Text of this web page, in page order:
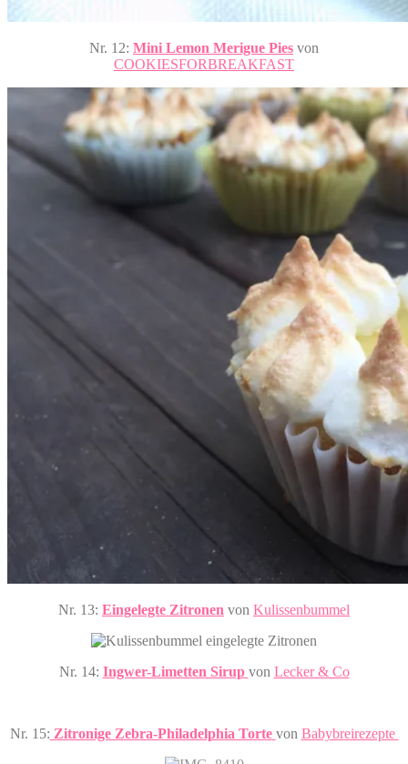
Nr. 12: Mini Lemon Merigue Pies von
COOKIESFORBREAKFAST
Nr. 13: Eingelegte Zitronen von Kulissenbummel
Nr. 14: Ingwer-Limetten Sirup von Lecker & Co
Nr. 15: Zitronige Zebra-Philadelphia Torte von Babybreirezepte